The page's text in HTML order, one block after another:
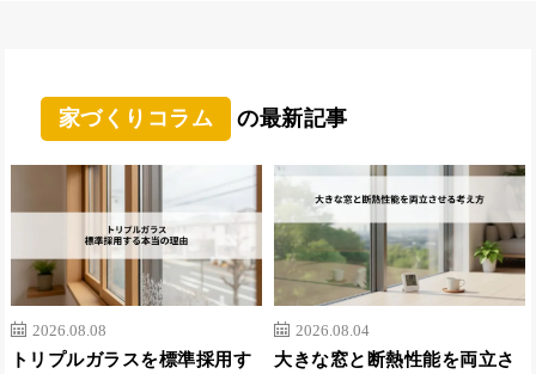
家づくりコラム の最新記事
2026.08.08
トリプルガラスを標準採用す
2026.08.04
大きな窓と断熱性能を両立さ